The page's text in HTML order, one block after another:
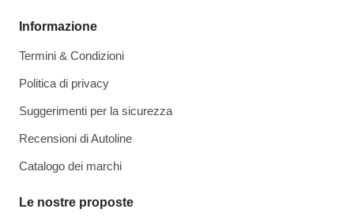
Informazione
Termini & Condizioni
Politica di privacy
Suggerimenti per la sicurezza
Recensioni di Autoline
Catalogo dei marchi
Le nostre proposte